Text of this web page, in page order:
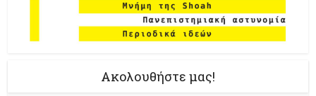
Ακολουθήστε μας!